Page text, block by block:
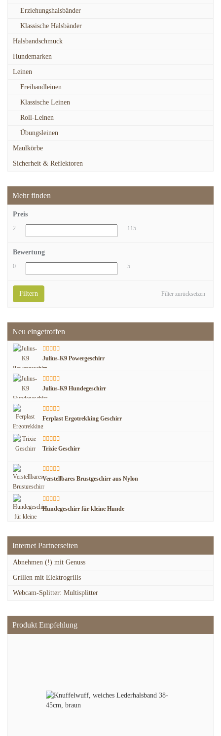
Erziehungshalsbänder
Klassische Halsbänder
Halsbandschmuck
Hundemarken
Leinen
Freihandleinen
Klassische Leinen
Roll-Leinen
Übungsleinen
Maulkörbe
Sicherheit & Reflektoren
Mehr finden
Preis
2 115
Bewertung
0 5
Filter zurücksetzen
Filtern
Neu eingetroffen
Julius-K9 Powergeschirr
Julius-K9 Hundegeschirr
Ferplast Ergotrekking Geschirr
Trixie Geschirr
Verstellbares Brustgeschirr aus Nylon
Hundegeschirr für kleine Hunde
Internet Partnerseiten
Abnehmen (!) mit Genuss
Grillen mit Elektrogrills
Webcam-Splitter: Multisplitter
Produkt Empfehlung